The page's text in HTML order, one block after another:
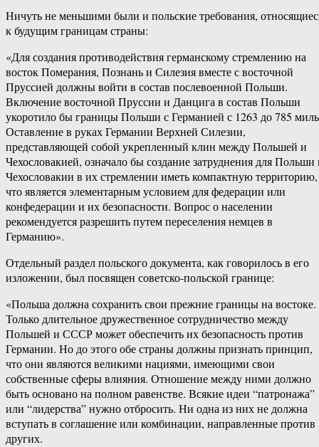
Ничуть не меньшими были и польские требования,
к будущим границам страны:
«Для создания противодействия германскому стремлению на
восток Померания, Познань и Силезия вместе с восточной
Пруссией должны войти в состав послевоенной Польши.
Включение восточной Пруссии и Данцига в состав Польши
укоротило бы границы Польши с Германией с 1263 до 785
Оставление в руках Германии Верхней Силезии,
представляющей собой укрепленный клин между Польшей и
Чехословакией, означало бы создание затруднения для Польши
Чехословакии в их стремлении иметь компактную территорию,
что является элементарным условием для федерации или
конфедерации и их безопасности. Вопрос о населении
рекомендуется разрешить путем переселения немцев в
Германию».
Отдельный раздел польского документа, как говорилось в его
изложении, был посвящен советско-польской границе:
«Польша должна сохранить свои прежние границы на востоке.
Только длительное дружественное сотрудничество между
Польшей и СССР может обеспечить их безопасность против
Германии. Но до этого обе страны должны признать принцип,
что они являются великими нациями, имеющими свои
собственные сферы влияния. Отношение между ними должно
быть основано на полном равенстве. Всякие идеи “патронажа”
или “лидерства” нужно отбросить. Ни одна из них не должна
вступать в соглашение или комбинации, направленные против
других.